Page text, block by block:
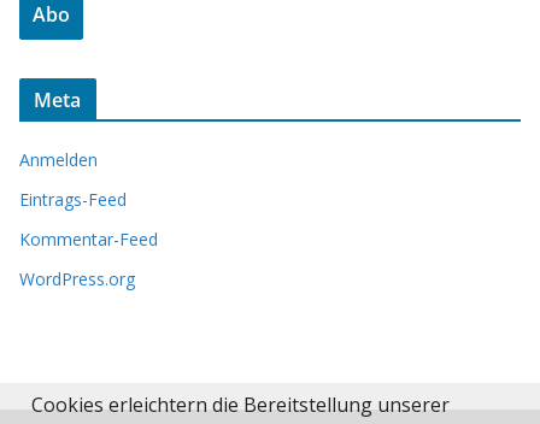
l
-
r
e
e
Abo
Meta
Anmelden
Eintrags-Feed
Kommentar-Feed
WordPress.org
Cookies erleichtern die Bereitstellung unserer